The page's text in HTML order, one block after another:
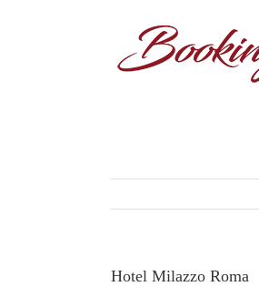
Hotel Milazzo Roma